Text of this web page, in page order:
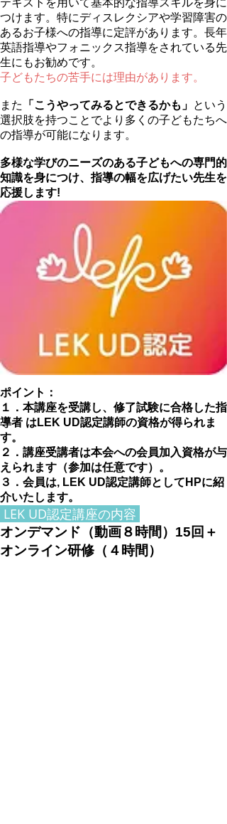
テキストを用いて基本的な指導スキルを身に
つけます。特にディスレクシアや学習障害の
あるお子様への指導に定評があります。長年
英語指導やフォニックス指導をされている先
生にもお勧めです。
子どもたちの苦手には理由があります。
また 「こうやってみるとできるかも」 という
選択肢を持つことでより多くの子どもたちへ
の指導が可能になります。
多様な学びのニーズのある子どもへの専門的
知識を身につけ、指導の幅を広げたい先生を
応援します!
ポイント：
１．本講座を受講し、修了試験に合格した指
導者 はLEK UD認定講師の資格が得られま
す。
２．講座受講者は本会への会員加入資格が与
えられます（参加は任意です）。
３． 会員は, LEK UD認定講師としてHPに紹
介いたします。
LEK UD認定講座の内容
オンデマンド（動画８時間）15回＋
オンライン研修（４時間）